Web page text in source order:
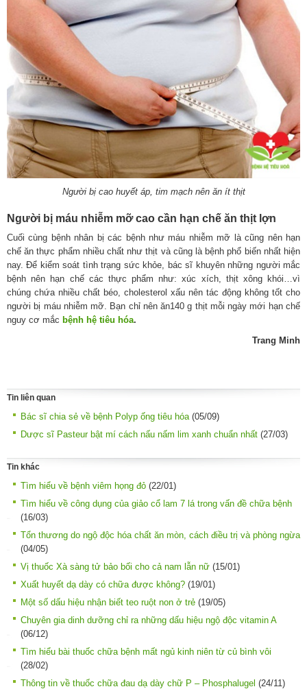
Người bị cao huyết áp, tim mạch nên ăn ít thịt
Người bị máu nhiễm mỡ cao cần hạn chế ăn thịt lợn
Cuối cùng bệnh nhân bị các bệnh như máu nhiễm mỡ là cũng nên hạn
chế ăn thực phẩm nhiều chất như thịt và cũng là bệnh phổ biến nhất hiện
nay. Để kiểm soát tình trạng sức khỏe, bác sĩ khuyên những người mắc
bệnh nên hạn chế các thực phẩm như: xúc xích, thịt xông khói…vì
chúng chứa nhiều chất béo, cholesterol xấu nên tác động không tốt cho
người bị máu nhiễm mỡ. Bạn chỉ nên ăn140 g thịt mỗi ngày mới hạn chế
nguy cơ mắc bệnh hệ tiêu hóa.
Trang Minh
Tin liên quan
Bác sĩ chia sẻ về bệnh Polyp ống tiêu hóa(05/09)
Dược sĩ Pasteur bật mí cách nấu nấm lim xanh chuẩn nhất (27/03)
Tin khác
Tìm hiểu về bệnh viêm họng đỏ (22/01)
Tìm hiểu về công dụng của giảo cổ lam 7 lá trong vấn đề chữa bệnh
(16/03)
Tổn thương do ngộ độc hóa chất ăn mòn, cách điều trị và phòng ngừa
(04/05)
Vị thuốc Xà sàng tử bảo bối cho cả nam lẫn nữ (15/01)
Xuất huyết dạ dày có chữa được không? (19/01)
Một số dấu hiệu nhận biết teo ruột non ở trẻ (19/05)
Chuyên gia dinh dưỡng chỉ ra những dấu hiệu ngộ độc vitamin A
(06/12)
Tìm hiểu bài thuốc chữa bệnh mất ngủ kinh niên từ củ bình vôi
(28/02)
Thông tin về thuốc chữa đau dạ dày chữ P – Phosphalugel (24/11)